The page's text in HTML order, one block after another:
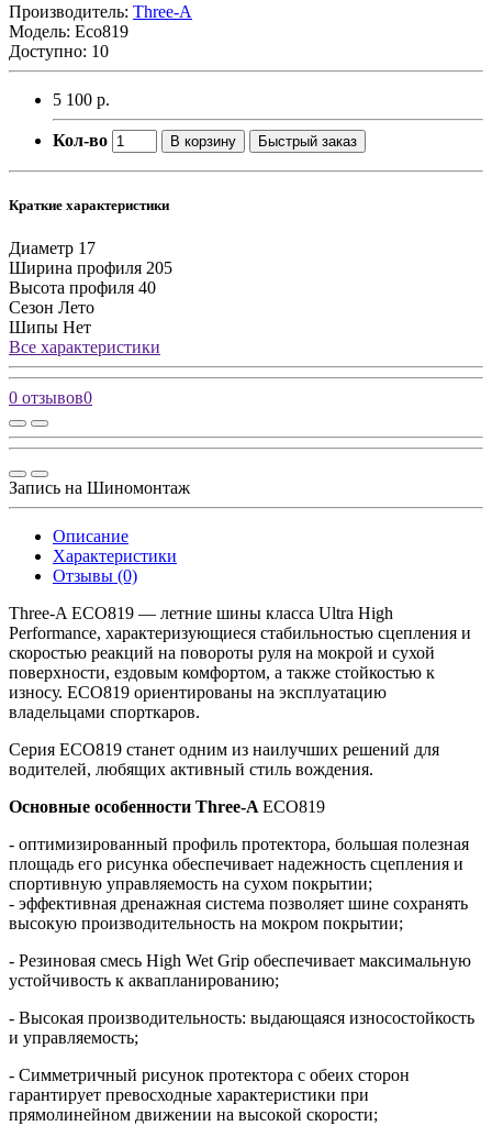
Производитель: Three-A
Модель: Eco819
Доступно: 10
5 100 р.
Кол-во В корзину Быстрый заказ
Краткие характеристики
Диаметр 17
Ширина профиля 205
Высота профиля 40
Сезон Лето
Шипы Нет
Все характеристики
0 отзывов0
Запись на Шиномонтаж
Описание
Характеристики
Отзывы (0)
Three-A ECO819 — летние шины класса Ultra High
Performance, характеризующиеся стабильностью сцепления и
скоростью реакций на повороты руля на мокрой и сухой
поверхности, ездовым комфортом, а также стойкостью к
износу. ECO819 ориентированы на эксплуатацию
владельцами спорткаров.
Серия ECO819 станет одним из наилучших решений для
водителей, любящих активный стиль вождения.
Основные особенности Three-A ECO819
- оптимизированный профиль протектора, большая полезная
площадь его рисунка обеспечивает надежность сцепления и
спортивную управляемость на сухом покрытии;
- эффективная дренажная система позволяет шине сохранять
высокую производительность на мокром покрытии;
- Резиновая смесь High Wet Grip обеспечивает максимальную
устойчивость к аквапланированию;
- Высокая производительность: выдающаяся износостойкость
и управляемость;
- Симметричный рисунок протектора с обеих сторон
гарантирует превосходные характеристики при
прямолинейном движении на высокой скорости;